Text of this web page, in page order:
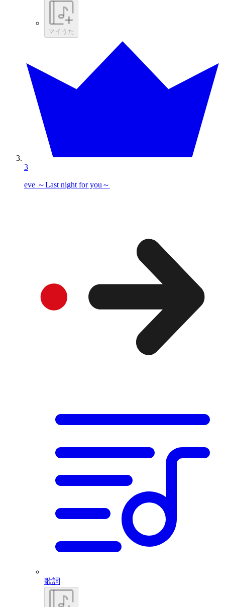
マイうた
3
eve ～Last night for you～
歌詞